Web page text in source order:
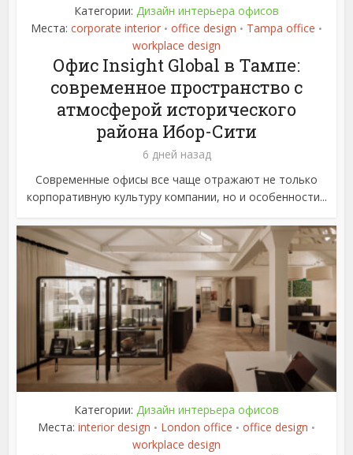
Категории: Дизайн интерьера офисов
Места: corporate interior • office design • Tampa office •
workplace design
Офис Insight Global в Тампе:
современное пространство с
атмосферой исторического
района Ибор-Сити
6 дней назад
Современные офисы все чаще отражают не только
корпоративную культуру компании, но и особенности...
Категории: Дизайн интерьера офисов
Места: interior design • London office • office design •
workplace design